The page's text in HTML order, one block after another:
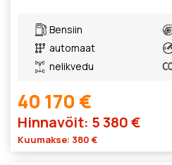
Bensiin
automaat
nelikvedu
40 170 €
Hinnavõit: 5 380 €
Kuumakse: 380 €